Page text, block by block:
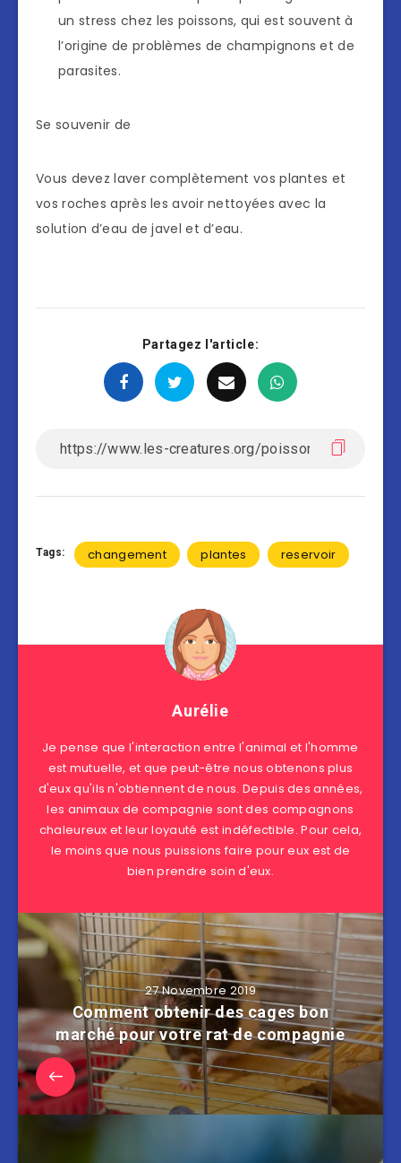
un stress chez les poissons, qui est souvent à
l’origine de problèmes de champignons et de
parasites.
Se souvenir de
Vous devez laver complètement vos plantes et
vos roches après les avoir nettoyées avec la
solution d’eau de javel et d’eau.
Partagez l'article:
Tags: changement plantes reservoir
Aurélie
Je pense que l'interaction entre l'animal et l'homme
est mutuelle, et que peut-être nous obtenons plus
d'eux qu'ils n'obtiennent de nous. Depuis des années,
les animaux de compagnie sont des compagnons
chaleureux et leur loyauté est indéfectible. Pour cela,
le moins que nous puissions faire pour eux est de
bien prendre soin d'eux.
27 Novembre 2019
Comment obtenir des cages bon
marché pour votre rat de compagnie